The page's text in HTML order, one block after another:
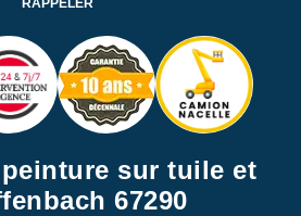
sur tuile et
67290